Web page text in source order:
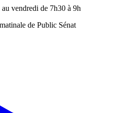
vendredi de 7h30 à 9h
de Public Sénat